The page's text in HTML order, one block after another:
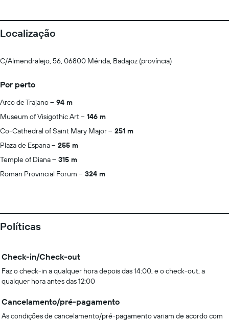
Localização
C/Almendralejo, 56, 06800 Mérida, Badajoz (província)
Por perto
Arco de Trajano
94 m
Museum of Visigothic Art
146 m
Co-Cathedral of Saint Mary Major
251 m
Plaza de Espana
255 m
Temple of Diana
315 m
Roman Provincial Forum
324 m
Políticas
Check-in/Check-out
Faz o check-in a qualquer hora depois das 14:00, e o check-out, a
qualquer hora antes das 12:00
Cancelamento/pré-pagamento
As condições de cancelamento/pré-pagamento variam de acordo com